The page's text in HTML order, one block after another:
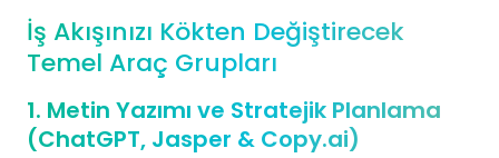
İş Akışınızı Kökten Değiştirecek
Temel Araç Grupları
1. Metin Yazımı ve Stratejik Planlama
(ChatGPT, Jasper & Copy.ai)